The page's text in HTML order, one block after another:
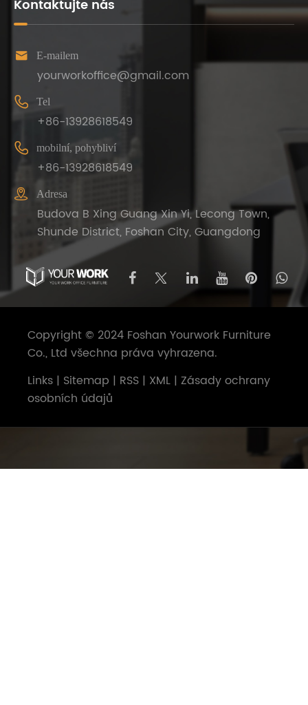
Kontaktujte nás
 E-mailem
yourworkoffice@gmail.com
 Tel
+86-13928618549
 mobilní, pohybliví
+86-13928618549
 Adresa
Budova B Xing Guang Xin Yi, Lecong Town,
Shunde District, Foshan City, Guangdong
Copyright © 2024 Foshan Yourwork Furniture
Co., Ltd všechna práva vyhrazena.
Links | Sitemap | RSS | XML | Zásady ochrany
osobních údajů